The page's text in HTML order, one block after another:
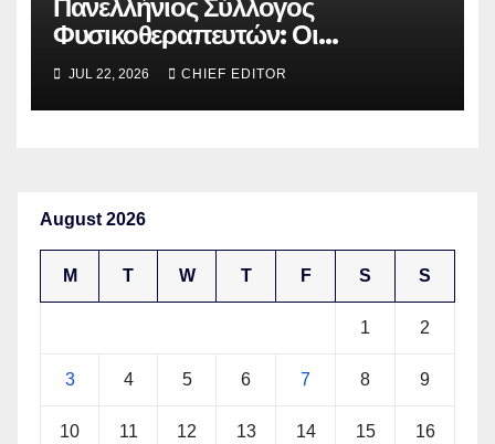
Πανελλήνιος Σύλλογος
Φυσικοθεραπευτών: Οι
προτάσεις προς τον ΕΟΠΥΥ για
τον περιορισμό του clawback
JUL 22, 2026 CHIEF EDITOR
August 2026
M T W T F S S
1 2
3 4 5 6 7 8 9
10 11 12 13 14 15 16